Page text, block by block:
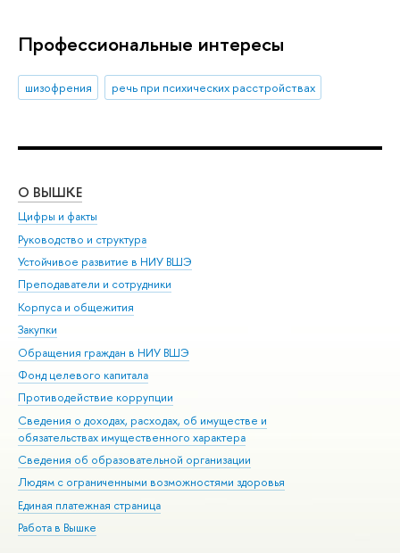
Профессиональные интересы
шизофрения речь при психических расстройствах
О ВЫШКЕ
Цифры и факты
Руководство и структура
Устойчивое развитие в НИУ ВШЭ
Преподаватели и сотрудники
Корпуса и общежития
Закупки
Обращения граждан в НИУ ВШЭ
Фонд целевого капитала
Противодействие коррупции
Сведения о доходах, расходах, об имуществе и
обязательствах имущественного характера
Сведения об образовательной организации
Людям с ограниченными возможностями здоровья
Единая платежная страница
Работа в Вышке